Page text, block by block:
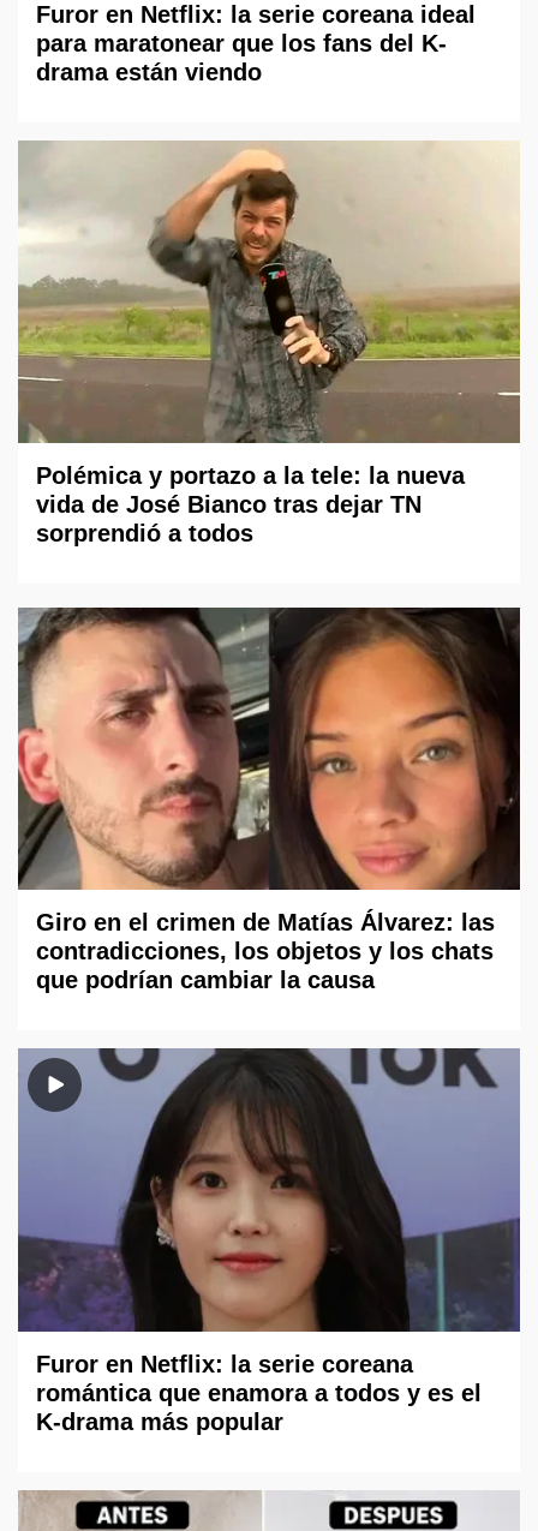
Furor en Netflix: la serie coreana ideal
para maratonear que los fans del K-
drama están viendo
Polémica y portazo a la tele: la nueva
vida de José Bianco tras dejar TN
sorprendió a todos
Giro en el crimen de Matías Álvarez: las
contradicciones, los objetos y los chats
que podrían cambiar la causa
Furor en Netflix: la serie coreana
romántica que enamora a todos y es el
K-drama más popular